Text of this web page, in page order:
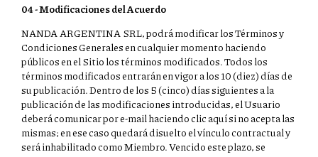
04 - Modificaciones del Acuerdo
NANDA ARGENTINA SRL, podrá modificar los Términos y
Condiciones Generales en cualquier momento haciendo
públicos en el Sitio los términos modificados. Todos los
términos modificados entrarán en vigor a los 10 (diez) días de
su publicación. Dentro de los 5 (cinco) días siguientes a la
publicación de las modificaciones introducidas, el Usuario
deberá comunicar por e-mail haciendo clic aquí si no acepta las
mismas; en ese caso quedará disuelto el vínculo contractual y
será inhabilitado como Miembro. Vencido este plazo, se